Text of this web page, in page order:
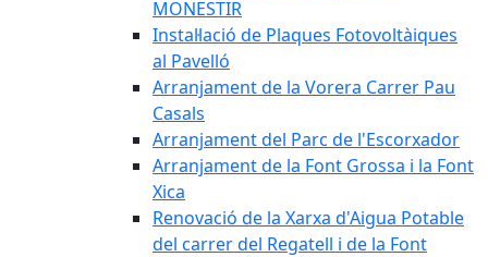
MONESTIR
Instal·lació de Plaques Fotovoltàiques
al Pavelló
Arranjament de la Vorera Carrer Pau
Casals
Arranjament del Parc de l'Escorxador
Arranjament de la Font Grossa i la Font
Xica
Renovació de la Xarxa d'Aigua Potable
del carrer del Regatell i de la Font